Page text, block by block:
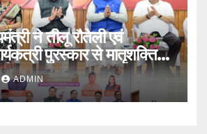
ने तीलू रौतेली एवं
पुरस्कार से मातृशक्ति
ADMIN